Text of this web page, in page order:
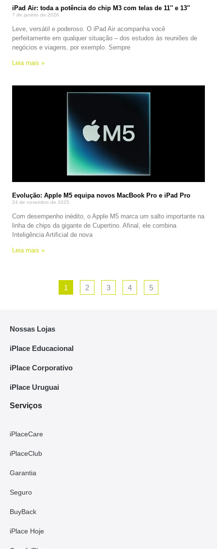
iPad Air: toda a potência do chip M3 com telas de 11″ e 13″
7 de janeiro de 2026
Leve, versátil e poderoso. O iPad Air acompanha você
perfeitamente em qualquer situação – dos estudos às reuniões de
negócios e viagens, por exemplo. Sempre
Leia mais »
Evolução: Apple M5 equipa novos MacBook Pro e iPad Pro
24 de novembro de 2025
Com desempenho inédito, o Apple M5 marca um salto importante na
linha de chips da gigante de Cupertino. Afinal, ele combina
Inteligência Artificial de nova
Leia mais »
1 2 3 4 5
Nossas Lojas
iPlace Educacional
iPlace Corporativo
iPlace Uruguai
Serviços
iPlaceCare
iPlaceClub
Garantia
Seguro
BuyBack
iPlace Hoje